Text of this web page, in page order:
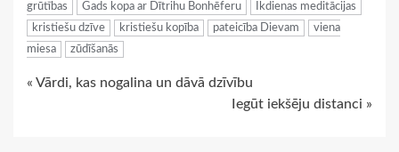
grūtības
Gads kopa ar Dītrihu Bonhēferu
Ikdienas meditācijas
kristiešu dzīve
kristiešu kopība pateicība Dievam
viena
miesa
zūdīšanās
Continue
« Vārdi, kas nogalina un dāvā dzīvību
Iegūt iekšēju distanci »